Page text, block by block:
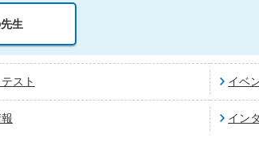
生
スト イベ
イン